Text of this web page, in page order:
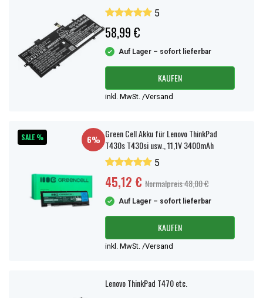
5
58,99 €
Auf Lager – sofort lieferbar
KAUFEN
inkl. MwSt. /Versand
SALE % 6% Green Cell Akku für Lenovo ThinkPad
T430s T430si usw., 11,1V 3400mAh
5
45,12 € Normalpreis 48,00 €
Auf Lager – sofort lieferbar
KAUFEN
inkl. MwSt. /Versand
Lenovo ThinkPad T470 etc.